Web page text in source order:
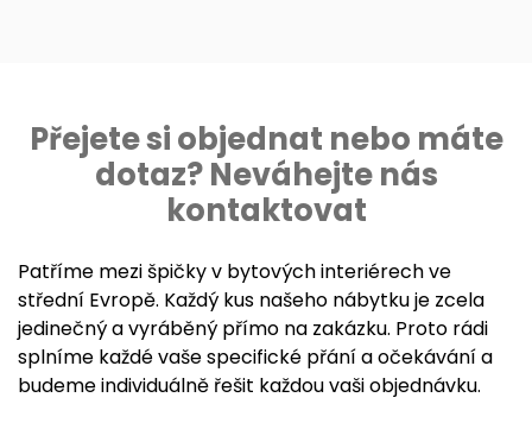
Přejete si objednat nebo máte
dotaz? Neváhejte nás
kontaktovat
Patříme mezi špičky v bytových interiérech ve
střední Evropě. Každý kus našeho nábytku je zcela
jedinečný a vyráběný přímo na zakázku. Proto rádi
splníme každé vaše specifické přání a očekávání a
budeme individuálně řešit každou vaši objednávku.